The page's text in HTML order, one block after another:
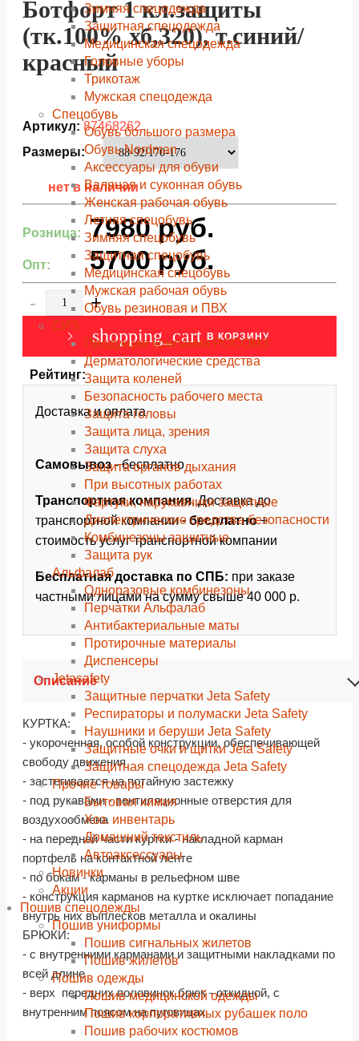
Зимняя спецодежда
Защитная спецодежда
Медицинская спецодежда
Головные уборы
Трикотаж
Мужская спецодежда
Спецобувь
Обувь большого размера
Обувь Nordman
Аксессуары для обуви
Валяная и суконная обувь
Женская рабочая обувь
Летняя спецобувь
Зимняя спецобувь
Защитная спецобувь
Медицинская спецобувь
Мужская рабочая обувь
Обувь резиновая и ПВХ
СИЗ
Продукция компании РОСОМЗ
Дерматологические средства
Защита коленей
Безопасность рабочего места
Защита головы
Защита лица, зрения
Защита слуха
Защита органов дыхания
При высотных работах
Фартуки, нарукавники защитные
Диэлектрические средства безопасности
Комбинезоны защитные
Защита рук
Альфалаб
Одноразовые комбинезоны
Перчатки Альфалаб
Антибактериальные маты
Протирочные материалы
Диспенсеры
Jetasafety
Защитные перчатки Jeta Safety
Респираторы и полумаски Jeta Safety
Наушники и беруши Jeta Safety
Защитные очки и щитки Jeta Safety
Защитная спецодежда Jeta Safety
Прочие товары
Бытовая химия
Хоз. инвентарь
Домашний текстиль
Автоаксессуары
Новинки
Акции
Пошив спецодежды
Пошив униформы
Пошив сигнальных жилетов
Пошив жилетов
Пошив одежды
Пошив медицинской одежды
Пошив корпоративных рубашек поло
Пошив рабочих костюмов
Ботфорт 1 кл.защиты
(тк.100% хб,320), т.синий/
красный
Артикул: 87468262
Размеры:
нет в наличии
Розница: 7980руб.
Опт: 5700руб.
- +
shopping_cart В КОРЗИНУ
Рейтинг:
Доставка и оплата
Самовывоз- бесплатно
Транспортная компания. Доставка до
транспортной компании -бесплатно+
стоимость услуг транспортной компании
Бесплатная доставка по СПБ: при заказе
частными лицами на сумму свыше 40 000 р.
Описание
КУРТКА:
- укороченная, особой конструкции, обеспечивающей
свободу движения
- застегивается на потайную застежку
- под рукавами - вентиляционные отверстия для
воздухообмена
- на передней части куртки - накладной карман
портфель на контактной ленте
- по бокам - карманы в рельефном шве
- конструкция карманов на куртке исключает попадание
внутрь них выплесков металла и окалины
БРЮКИ:
- с внутренними карманами и защитными накладками по
всей длине
- верх передних половинок брюк - откидной, с
внутренним поясом на пуговицах